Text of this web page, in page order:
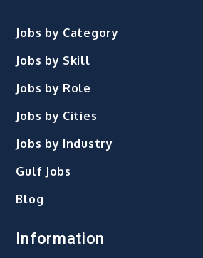
Jobs by Category
Jobs by Skill
Jobs by Role
Jobs by Cities
Jobs by Industry
Gulf Jobs
Blog
Information